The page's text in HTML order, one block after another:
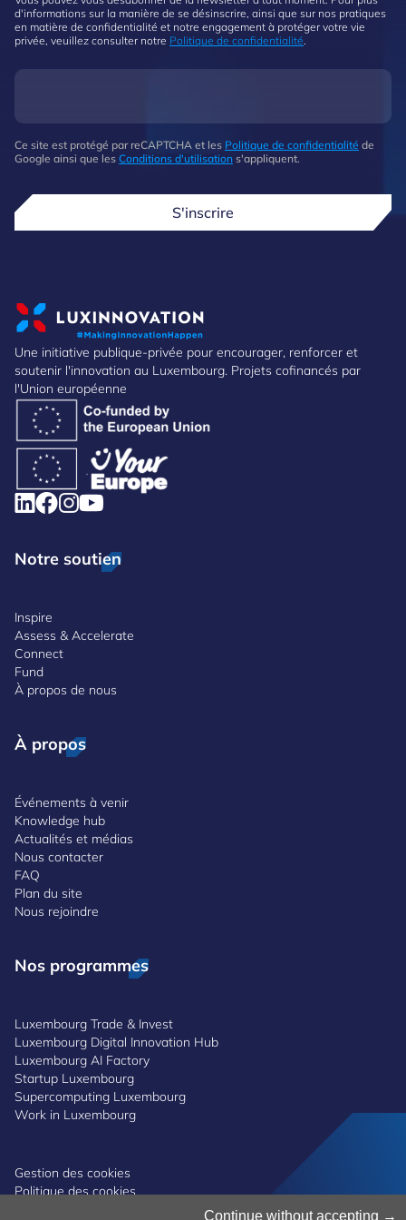
d'informations sur la manière de se désinscrire, ainsi que sur nos pratiques
en matière de confidentialité et notre engagement à protéger votre vie
privée, veuillez consulter notre Politique de confidentialité.
Ce site est protégé par reCAPTCHA et les Politique de confidentialité de
Google ainsi que les Conditions d'utilisation s'appliquent.
S'inscrire
Une initiative publique-privée pour encourager, renforcer et
soutenir l'innovation au Luxembourg. Projets cofinancés par
l'Union européenne
Notre soutien
Inspire
Assess & Accelerate
Connect
Fund
À propos de nous
À propos
Événements à venir
Knowledge hub
Actualités et médias
Nous contacter
FAQ
Plan du site
Nous rejoindre
Nos programmes
Luxembourg Trade & Invest
Luxembourg Digital Innovation Hub
Luxembourg AI Factory
Startup Luxembourg
Supercomputing Luxembourg
Work in Luxembourg
Gestion des cookies
Politique des cookies
Continue without accepting